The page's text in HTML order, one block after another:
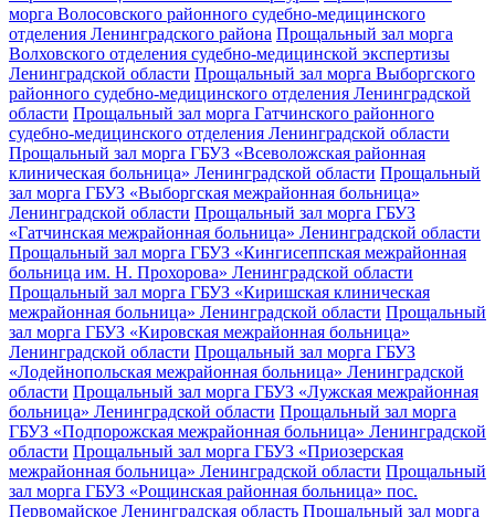
морга Волосовского районного судебно-медицинского
отделения Ленинградского района Прощальный зал морга
Волховского отделения судебно-медицинской экспертизы
Ленинградской области Прощальный зал морга Выборгского
районного судебно-медицинского отделения Ленинградской
области Прощальный зал морга Гатчинского районного
судебно-медицинского отделения Ленинградской области
Прощальный зал морга ГБУЗ «Всеволожская районная
клиническая больница» Ленинградской области Прощальный
зал морга ГБУЗ «Выборгская межрайонная больница»
Ленинградской области Прощальный зал морга ГБУЗ
«Гатчинская межрайонная больница» Ленинградской области
Прощальный зал морга ГБУЗ «Кингисеппская межрайонная
больница им. Н. Прохорова» Ленинградской области
Прощальный зал морга ГБУЗ «Киришская клиническая
межрайонная больница» Ленинградской области Прощальный
зал морга ГБУЗ «Кировская межрайонная больница»
Ленинградской области Прощальный зал морга ГБУЗ
«Лодейнопольская межрайонная больница» Ленинградской
области Прощальный зал морга ГБУЗ «Лужская межрайонная
больница» Ленинградской области Прощальный зал морга
ГБУЗ «Подпорожская межрайонная больница» Ленинградской
области Прощальный зал морга ГБУЗ «Приозерская
межрайонная больница» Ленинградской области Прощальный
зал морга ГБУЗ «Рощинская районная больница» пос.
Первомайское Ленинградская область Прощальный зал морга